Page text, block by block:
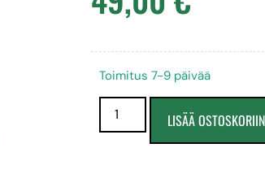
Toimitus 7-9 päivää
LISÄÄ OSTOSKORIIN